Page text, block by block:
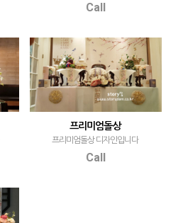
Call
프리미엄돌상
프리미엄돌상 디자인입니다
Call